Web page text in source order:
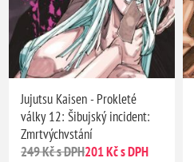
Jujutsu Kaisen - Prokleté
války 12: Šibujský incident:
Zmrtvýchvstání
249 Kč s DPH201 Kč s DPH